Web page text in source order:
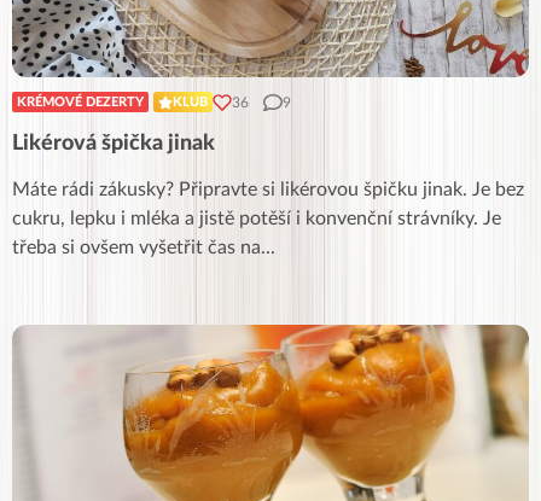
KRÉMOVÉ DEZERTY KLUB 36 9
Likérová špička jinak
Máte rádi zákusky? Připravte si likérovou špičku jinak. Je bez
cukru, lepku i mléka a jistě potěší i konvenční strávníky. Je
třeba si ovšem vyšetřit čas na...